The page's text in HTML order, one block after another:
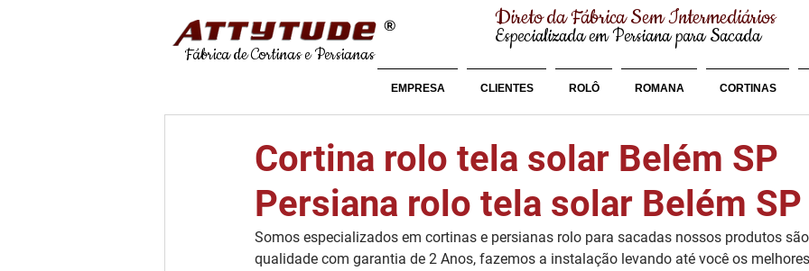
Fábrica de Cortinas e Persianas
® Direto da Fábrica Sem Intermediários
Especializada em Persiana para Sacada
EMPRESA CLIENTES ROLÔ ROMANA CORTINAS
Cortina rolo tela solar Belém SP
Persiana rolo tela solar Belém SP
Somos especializados em cortinas e persianas rolo para sacadas nossos produtos
qualidade com garantia de 2 Anos, fazemos a instalação levando até você os